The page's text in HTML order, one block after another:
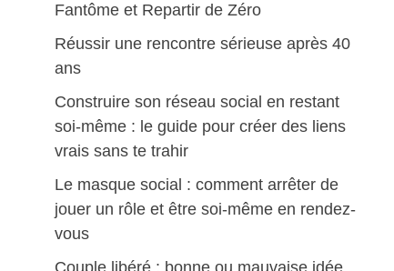
Fantôme et Repartir de Zéro
Réussir une rencontre sérieuse après 40
ans
Construire son réseau social en restant
soi-même : le guide pour créer des liens
vrais sans te trahir
Le masque social : comment arrêter de
jouer un rôle et être soi-même en rendez-
vous
Couple libéré : bonne ou mauvaise idée